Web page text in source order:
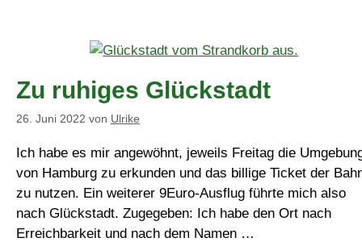
Zu ruhiges Glückstadt
26. Juni 2022 von Ulrike
Ich habe es mir angewöhnt, jeweils Freitag die
von Hamburg zu erkunden und das billige Ticket der
zu nutzen. Ein weiterer 9Euro-Ausflug führte mich also
nach Glückstadt. Zugegeben: Ich habe den Ort nach
Erreichbarkeit und nach dem Namen …